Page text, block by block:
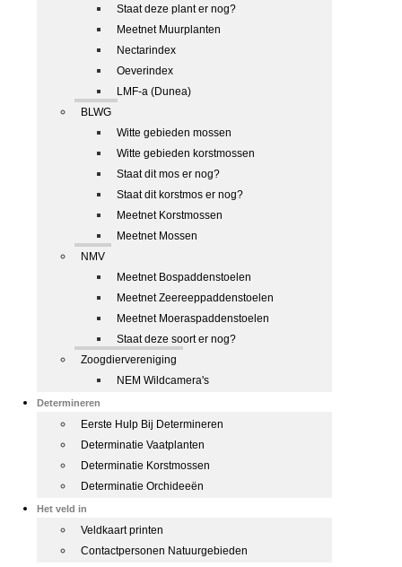
Staat deze plant er nog?
Meetnet Muurplanten
Nectarindex
Oeverindex
LMF-a (Dunea)
BLWG
Witte gebieden mossen
Witte gebieden korstmossen
Staat dit mos er nog?
Staat dit korstmos er nog?
Meetnet Korstmossen
Meetnet Mossen
NMV
Meetnet Bospaddenstoelen
Meetnet Zeereeppaddenstoelen
Meetnet Moeraspaddenstoelen
Staat deze soort er nog?
Zoogdiervereniging
NEM Wildcamera's
Determineren
Eerste Hulp Bij Determineren
Determinatie Vaatplanten
Determinatie Korstmossen
Determinatie Orchideeën
Het veld in
Veldkaart printen
Contactpersonen Natuurgebieden